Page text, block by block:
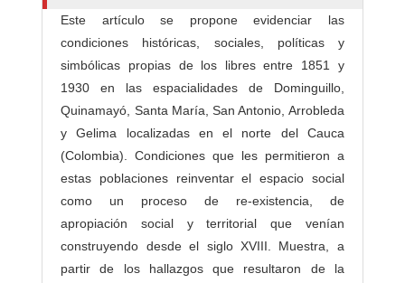
s
Este artículo se propone evidenciar las
condiciones históricas, sociales, políticas y
simbólicas propias de los libres entre 1851 y
1930 en las espacialidades de Dominguillo,
Quinamayó, Santa María, San Antonio, Arrobleda
y Gelima localizadas en el norte del Cauca
(Colombia). Condiciones que les permitieron a
estas poblaciones reinventar el espacio social
como un proceso de re-existencia, de
apropiación social y territorial que venían
construyendo desde el siglo XVIII. Muestra, a
partir de los hallazgos que resultaron de la